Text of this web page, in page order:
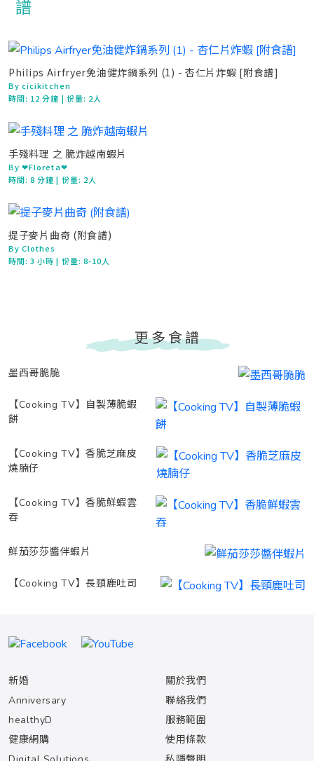
Philips Airfryer免油健炸鍋系列 (1) - 杏仁片炸蝦 [附食譜]
By cicikitchen
時間: 12 分鐘 | 份量: 2人
手殘料理 之 脆炸越南蝦片
By ❤Floreta❤
時間:8 分鐘| 份量: 2人
提子麥片曲奇 (附食譜)
By Clothes
時間:3 小時| 份量: 8-10人
更多食譜
墨西哥脆脆
【Cooking TV】自製薄脆蝦
餅
【Cooking TV】香脆芝麻皮
燒腩仔
【Cooking TV】香脆鮮蝦雲
吞
鮮茄莎莎醬伴蝦片
【Cooking TV】長頸鹿吐司
新婚
Anniversary
healthyD
健康網購
關於我們
聯絡我們
服務範圍
使用條款